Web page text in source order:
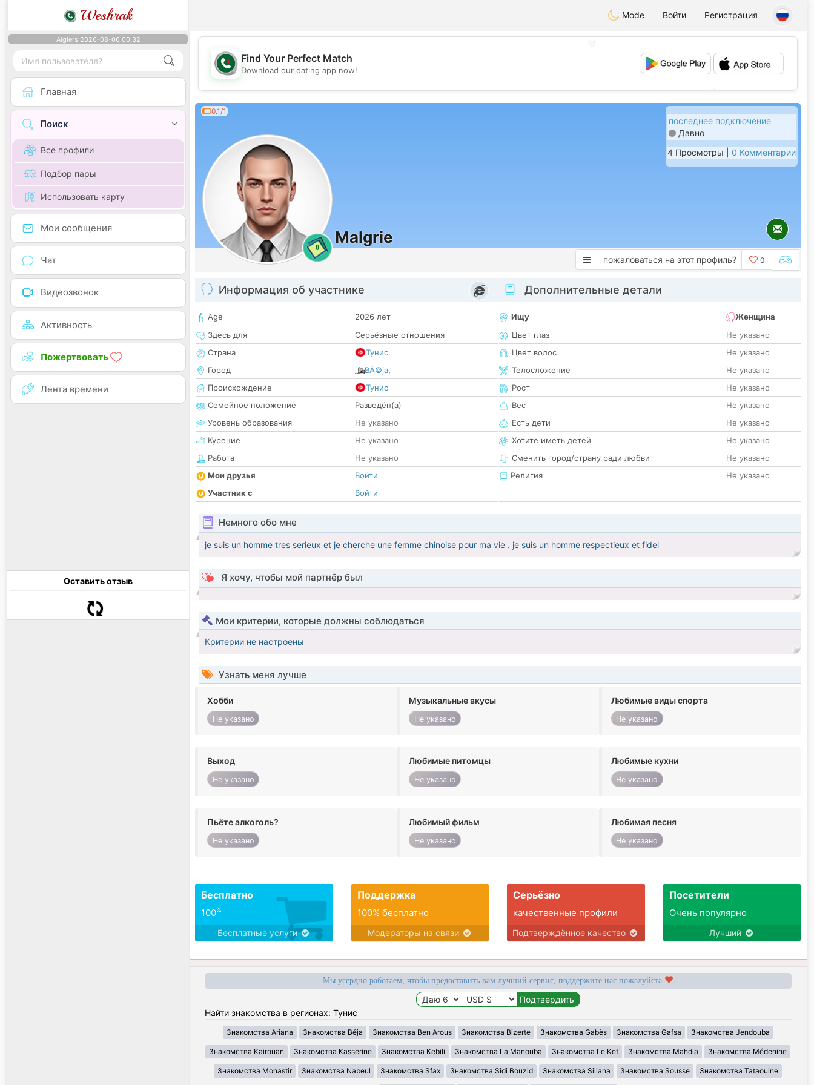
Weshrak Mode Войти Регистрация
Algiers 2026-08-06 00:32
Главная
Поиск
Все профили
Подбор пары
Использовать карту
Мои сообщения
Чат
Видеозвонок
Активность
Пожертвовать
Лента времени
Оставить отзыв
💖
💕
Find Your Perfect Match
Download our dating app now!
0.1/1
0
Malgrie
последнее подключение
Давно
4 Просмотры | 0 Комментарии
пожаловаться на этот профиль? 0
Информация об участнике
Age
2026 лет
Здесь для
Серьёзные отношения
Страна
Тунис
Город
BÃ©ja,
Происхождение
Тунис
Семейное положение
Разведён(а)
Уровень образования
Не указано
Курение
Не указано
Работа
Не указано
Мои друзья
Войти
Участник с
Войти
Дополнительные детали
Ищу
Женщина
Цвет глаз
Не указано
Цвет волос
Не указано
Телосложение
Не указано
Рост
Не указано
Вес
Не указано
Есть дети
Не указано
Хотите иметь детей
Не указано
Сменить город/страну ради любви
Не указано
Религия
Не указано
Немного обо мне
je suis un homme tres serieux et je cherche une femme chinoise pour ma vie . je suis un homme respectieux et fidel
Я хочу, чтобы мой партнёр был
Мои критерии, которые должны соблюдаться
Критерии не настроены
Узнать меня лучше
Хобби
Не указано
Музыкальные вкусы
Не указано
Любимые виды спорта
Не указано
Выход
Не указано
Любимые питомцы
Не указано
Любимые кухни
Не указано
Пьёте алкоголь?
Не указано
Любимый фильм
Не указано
Любимая песня
Не указано
Бесплатно
100%
Бесплатные услуги
Поддержка
100% бесплатно
Модераторы на связи
Серьёзно
качественные профили
Подтверждённое качество
Посетители
Очень популярно
Лучший
Мы усердно работаем, чтобы предоставить вам лучший сервис, поддержите нас пожалуйста
Найти знакомства в регионах: Тунис
Знакомства Ariana Знакомства Béja Знакомства Ben Arous Знакомства Bizerte Знакомства Gabès Знакомства Gafsa Знакомства Jendouba
Знакомства Kairouan Знакомства Kasserine Знакомства Kebili Знакомства La Manouba Знакомства Le Kef Знакомства Mahdia Знакомства Médenine
Знакомства Monastir Знакомства Nabeul Знакомства Sfax Знакомства Sidi Bouzid Знакомства Siliana Знакомства Sousse Знакомства Tataouine